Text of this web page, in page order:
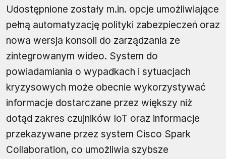
Udostępnione zostały m.in. opcje umożliwiające
pełną automatyzację polityki zabezpieczeń oraz
nowa wersja konsoli do zarządzania ze
zintegrowanym wideo. System do
powiadamiania o wypadkach i sytuacjach
kryzysowych może obecnie wykorzystywać
informacje dostarczane przez większy niż
dotąd zakres czujników IoT oraz informacje
przekazywane przez system Cisco Spark
Collaboration, co umożliwia szybsze